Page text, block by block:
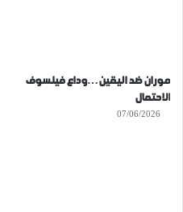
موران ضد اليقين…وداع فيلسوف
الاحتمال
07/06/2026